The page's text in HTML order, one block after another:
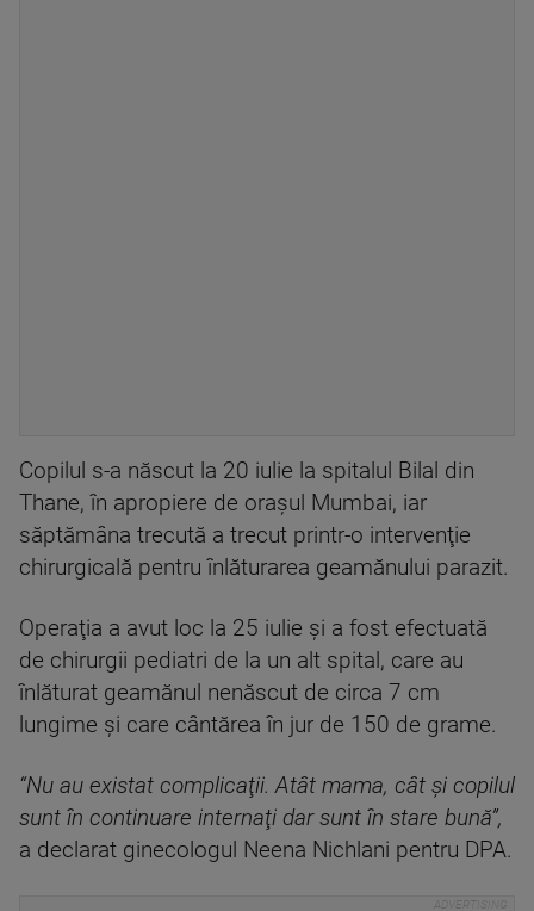
Copilul s-a născut la 20 iulie la spitalul Bilal din
Thane, în apropiere de oraşul Mumbai, iar
săptămâna trecută a trecut printr-o intervenţie
chirurgicală pentru înlăturarea geamănului parazit.
Operaţia a avut loc la 25 iulie şi a fost efectuată
de chirurgii pediatri de la un alt spital, care au
înlăturat geamănul nenăscut de circa 7 cm
lungime şi care cântărea în jur de 150 de grame.
“Nu au existat complicaţii. Atât mama, cât şi copilul
sunt în continuare internaţi dar sunt în stare bună”,
a declarat ginecologul Neena Nichlani pentru DPA.